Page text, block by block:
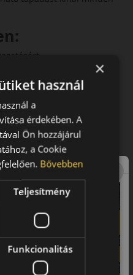
a változó mélységű
csökkentik az
Sipe rendszer
környezetben is
×
használ
a
érdekében. A
Ön hozzájárul
a Cookie
Bővebben
Teljesítmény
Funkcionalitás